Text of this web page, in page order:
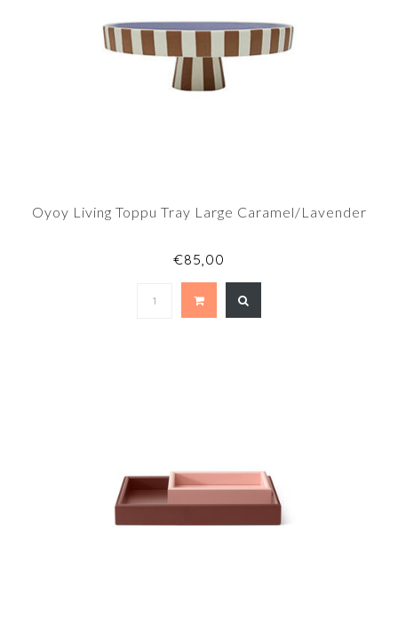
Oyoy Living Toppu Tray Large Caramel/Lavender
€85,00